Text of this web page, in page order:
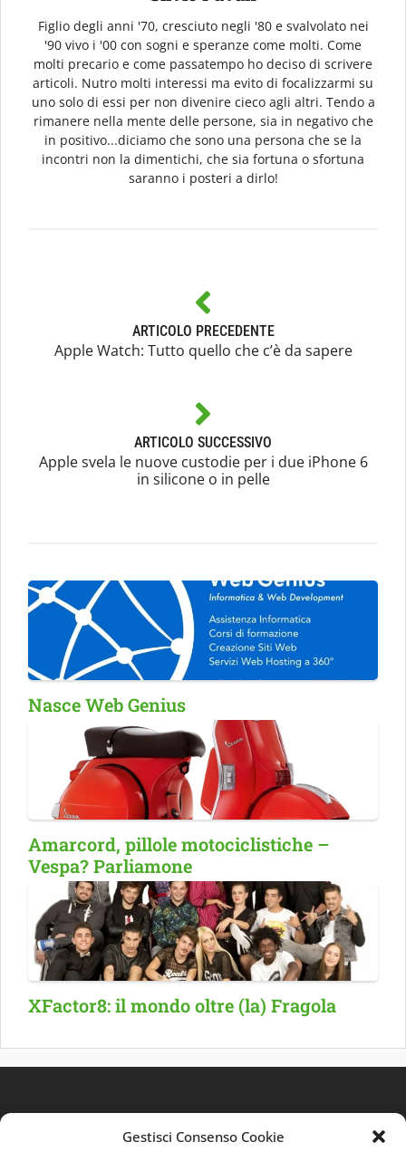
Gestisci Consenso Cookie
Figlio degli anni '70, cresciuto negli '80 e svalvolato nei
'90 vivo i '00 con sogni e speranze come molti. Come
molti precario e come passatempo ho deciso di scrivere
articoli. Nutro molti interessi ma evito di focalizzarmi su
uno solo di essi per non divenire cieco agli altri. Tendo a
rimanere nella mente delle persone, sia in negativo che
in positivo...diciamo che sono una persona che se la
incontri non la dimentichi, che sia fortuna o sfortuna
saranno i posteri a dirlo!
ARTICOLO PRECEDENTE
Apple Watch: Tutto quello che c’è da sapere
ARTICOLO SUCCESSIVO
Apple svela le nuove custodie per i due iPhone 6
in silicone o in pelle
Nasce Web Genius
Amarcord, pillole motociclistiche –
Vespa? Parliamone
XFactor8: il mondo oltre (la) Fragola